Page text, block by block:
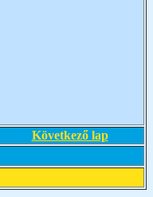
Következő lap